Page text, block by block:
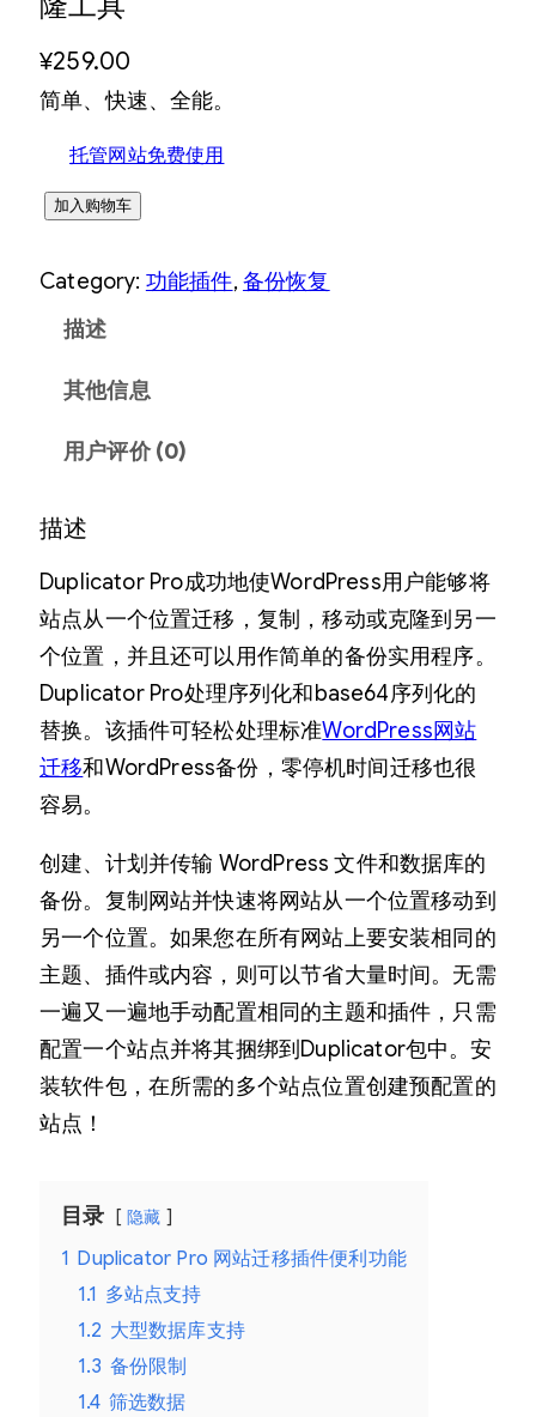
¥259.00
简单、快速、全能。
托管网站免费使用
p
r
P
r
o
W
o
r
d
r
e
s
s
件
–
简
加入购物车
Category: 功能插件, 备份恢复
描述
其他信息
用户评价 (0)
描述
Duplicator Pro成功地使WordPress用户能够将
站点从一个位置迁移，复制，移动或克隆到另一
个位置，并且还可以用作简单的备份实用程序。
Duplicator Pro处理序列化和base64序列化的
替换。该插件可轻松处理标准WordPress网站
迁移和WordPress备份，零停机时间迁移也很
容易。
创建、计划并传输 WordPress 文件和数据库的
备份。复制网站并快速将网站从一个位置移动到
另一个位置。如果您在所有网站上要安装相同的
主题、插件或内容，则可以节省大量时间。无需
一遍又一遍地手动配置相同的主题和插件，只需
配置一个站点并将其捆绑到Duplicator包中。安
装软件包，在所需的多个站点位置创建预配置的
站点！
目录 隐藏
1 Duplicator Pro 网站迁移插件便利功能
1.1 多站点支持
1.2 大型数据库支持
1.3 备份限制
1.4 筛选数据